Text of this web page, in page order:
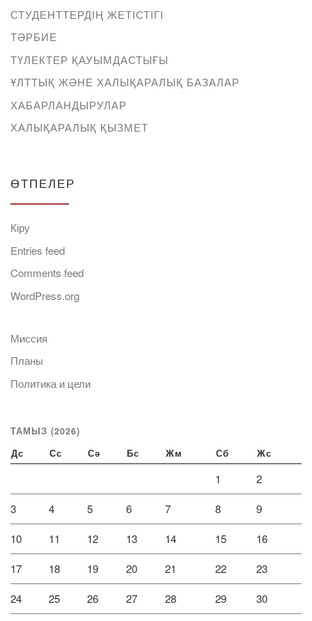
СТУДЕНТТЕРДІҢ ЖЕТІСТІГІ
ТӘРБИЕ
ТҮЛЕКТЕР ҚАУЫМДАСТЫҒЫ
ҰЛТТЫҚ ЖӘНЕ ХАЛЫҚАРАЛЫҚ БАЗАЛАР
ХАБАРЛАНДЫРУЛАР
ХАЛЫҚАРАЛЫҚ ҚЫЗМЕТ
ӨТПЕЛЕР
Кіру
Entries feed
Comments feed
WordPress.org
Миссия
Планы
Политика и цели
ТАМЫЗ (2026)
Дс Сс Сә Бс Жм Сб Жс
1 2
3 4 5 6 7 8 9
10 11 12 13 14 15 16
17 18 19 20 21 22 23
24 25 26 27 28 29 30